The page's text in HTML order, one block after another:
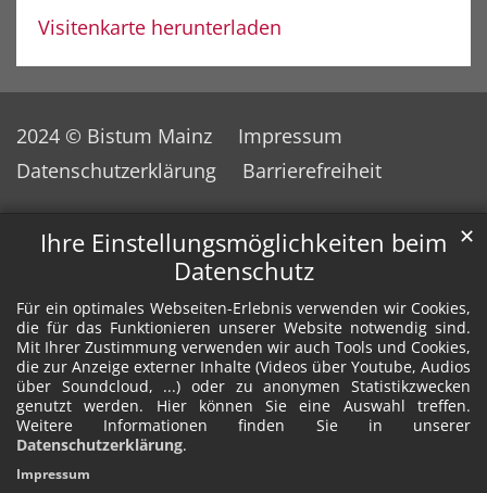
Ihre Einstellungsmöglichkeiten beim
Datenschutz
Für ein optimales Webseiten-Erlebnis verwenden wir Cookies,
die für das Funktionieren unserer Website notwendig sind.
Mit Ihrer Zustimmung verwenden wir auch Tools und Cookies,
die zur Anzeige externer Inhalte (Videos über Youtube, Audios
über Soundcloud, ...) oder zu anonymen Statistikzwecken
genutzt werden. Hier können Sie eine Auswahl treffen.
Weitere Informationen finden Sie in unserer
Datenschutzerklärung.
✕
Impressum
Visitenkarte herunterladen
2024 © Bistum Mainz
Impressum
Datenschutzerklärung
Barrierefreiheit